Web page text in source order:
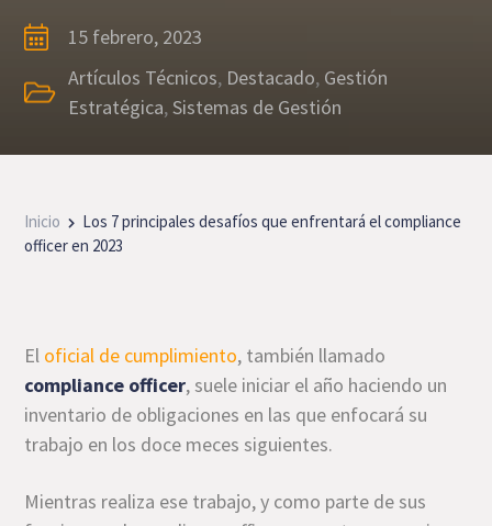
15 febrero, 2023
Artículos Técnicos, Destacado, Gestión
Estratégica,Sistemas de Gestión
Inicio
Los 7 principales desafíos que enfrentará el compliance
officer en 2023
El oficial de cumplimiento, también llamado
compliance officer, suele iniciar el año haciendo un
inventario de obligaciones en las que enfocará su
trabajo en los doce meces siguientes.
Mientras realiza ese trabajo, y como parte de sus